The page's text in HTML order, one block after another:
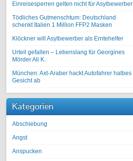
Einreisesperren gelten nicht für Asylbewerber
Tödliches Gutmenschtum: Deutschland
schenkt Italien 1 Million FFP2 Masken
Klöckner will Asylbewerber als Erntehelfer
Urteil gefallen – Lebenslang für Georgines
Mörder Ali K.
München: Axt-Araber hackt Autofahrer halbes
Gesicht ab
Kategorien
Abschiebung
Angst
Anspucken